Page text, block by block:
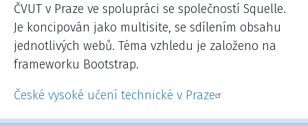
ČVUT v Praze ve spolupráci se společností Squelle.
Je koncipován jako multisite, se sdílením obsahu
jednotlivých webů. Téma vzhledu je založeno na
frameworku Bootstrap.
České vysoké učení technické v Praze